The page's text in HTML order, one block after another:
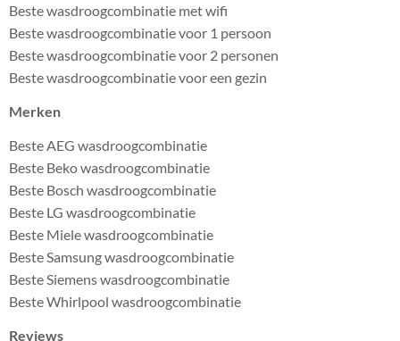
Beste wasdroogcombinatie met wifi
Beste wasdroogcombinatie voor 1 persoon
Beste wasdroogcombinatie voor 2 personen
Beste wasdroogcombinatie voor een gezin
Merken
Beste AEG wasdroogcombinatie
Beste Beko wasdroogcombinatie
Beste Bosch wasdroogcombinatie
Beste LG wasdroogcombinatie
Beste Miele wasdroogcombinatie
Beste Samsung wasdroogcombinatie
Beste Siemens wasdroogcombinatie
Beste Whirlpool wasdroogcombinatie
Reviews